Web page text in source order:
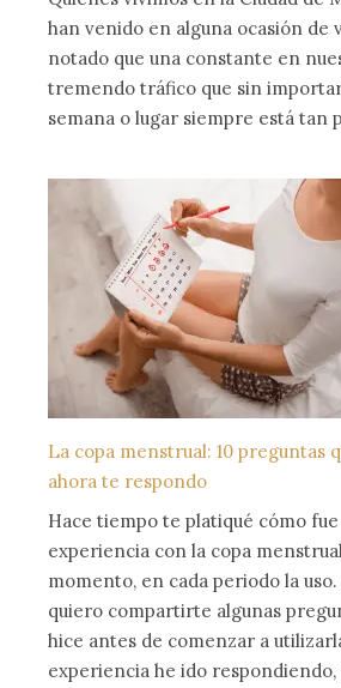
han venido en alguna ocasión de
notado que una constante en
tremendo tráfico que sin
semana o lugar siempre está tan
La copa menstrual: 10 preguntas
ahora te respondo
Hace tiempo te platiqué cómo
experiencia con la copa
momento, en cada periodo la uso.
quiero compartirte algunas
hice antes de comenzar a
experiencia he ido